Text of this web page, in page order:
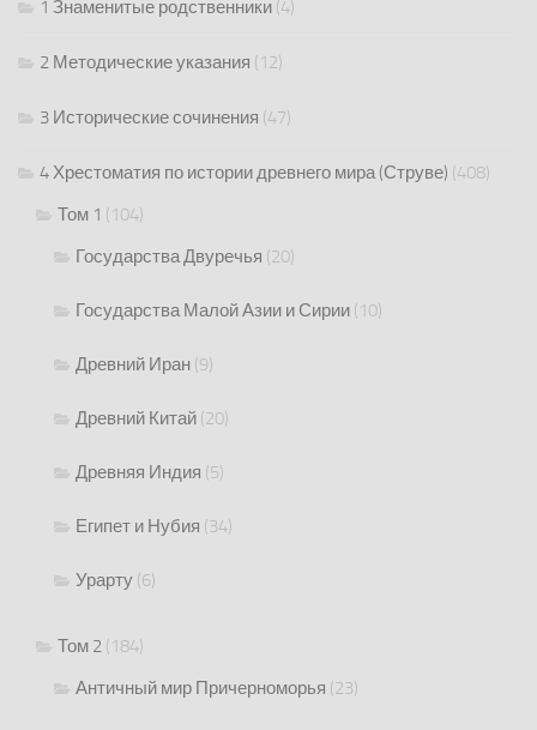
1 Знаменитые родственники (4)
2 Методические указания (12)
3 Исторические сочинения (47)
4 Хрестоматия по истории древнего мира (Струве) (408)
Том 1 (104)
Государства Двуречья (20)
Государства Малой Азии и Сирии (10)
Древний Иран (9)
Древний Китай (20)
Древняя Индия (5)
Египет и Нубия (34)
Урарту (6)
Том 2 (184)
Античный мир Причерноморья (23)